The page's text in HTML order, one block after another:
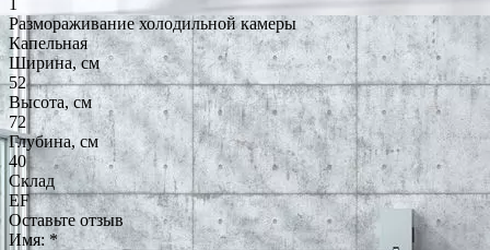
Размораживание холодильной камеры
Капельная
Ширина, см
52
Высота, см
72
Глубина, см
40
Склад
EF
Оставьте отзыв
Имя:*